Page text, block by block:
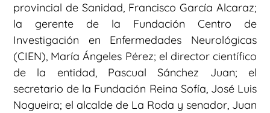
provincial de Sanidad, Francisco García Alcaraz;
la gerente de la Fundación Centro de
Investigación en Enfermedades Neurológicas
(CIEN), María Ángeles Pérez; el director científico
de la entidad, Pascual Sánchez Juan; el
secretario de la Fundación Reina Sofía, José Luis
Nogueira; el alcalde de La Roda y senador, Juan